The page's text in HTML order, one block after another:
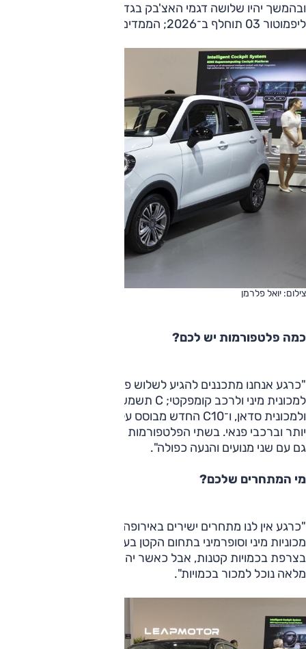
ובהמשך יהיו שלושה דגמי האצ'בק בגדלים שונים ושני דגמי פנאי.
ליפמוטור 03 תוחלף ב־2026; הממדים קטנים הסוללות חדשות".
צילום: יואל פלרמן
כמה פלטפורמות יש לכם?
למכונית מיני ולרכב קומפקטי; C תשמש בסיס לרכב פנאי
יותר וברכבי פנאי. בשתי הפלטפורמות הגדולות יותר יהיו גרסאות
גם עם שני מנועים והנעה כפולה".
מי המתחרים שלכם?
"כרגע אין לנו מתחרים ישירים באירופה. למתחרים בסגמנטים של
מכוניות מיני וסופרמיני בתחום הקטן בעיקר מנועי בנזין. התחלנו
בצרפת בכמויות קטנות, אבל כאשר יהיו לנו שני דגמים בתקינה
מלאה נוכל למכור בכמויות".